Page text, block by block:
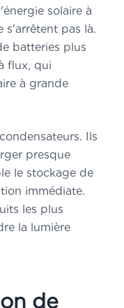
solaire à
s'arrêtent pas là.
batteries plus
flux, qui
à grande
Ils
presque
le stockage de
immédiate.
les plus
la lumière
de